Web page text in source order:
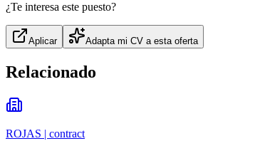
¿Te interesa este puesto?
Aplicar Adapta mi CV a esta oferta
Relacionado
ROJAS | contract